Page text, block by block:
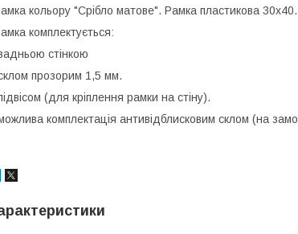
кольору "Срібло матове". Рамка пластикова
комплектується:
стінкою
прозорим 1,5 мм.
(для кріплення рамки на стіну).
комплектація антивідблисковим склом (на